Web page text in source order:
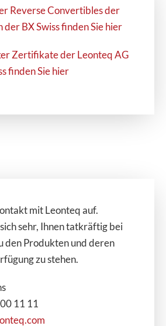
Reverse Convertibles der
der BX Swiss finden Sie hier
Zertifikate der Leonteq AG
finden Sie hier
mit Leonteq auf.
sehr, Ihnen tatkräftig bei
den Produkten und deren
zu stehen.
11 11